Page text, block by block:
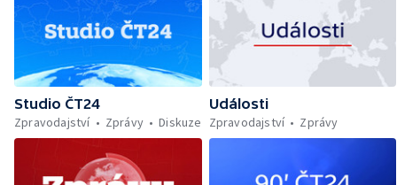
Studio ČT24
Zpravodajství
Zprávy Diskuze
Události
Zpravodajství
Zprávy